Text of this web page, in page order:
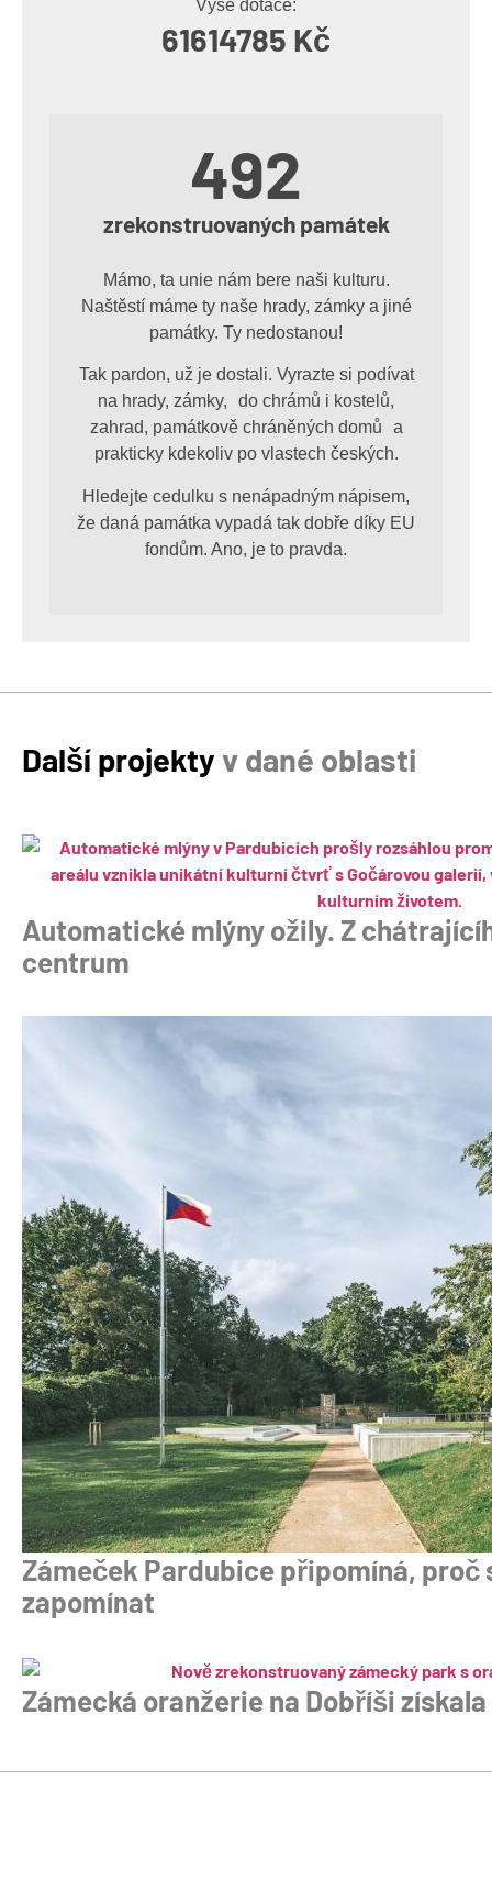
Výše dotace:
61614785 Kč
492
zrekonstruovaných památek
Mámo, ta unie nám bere naši kulturu.
Naštěstí máme ty naše hrady, zámky a jiné
památky. Ty nedostanou!
Tak pardon, už je dostali. Vyrazte si podívat
na hrady, zámky, do chrámů i kostelů,
zahrad, památkově chráněných domů a
prakticky kdekoliv po vlastech českých.
Hledejte cedulku s nenápadným nápisem,
že daná památka vypadá tak dobře díky EU
fondům. Ano, je to pravda.
Další projekty v dané oblasti
Automatické mlýny ožily. Z
centrum
Zámeček Pardubice připomíná, proč
zapomínat
Zámecká oranžerie na Dobříši